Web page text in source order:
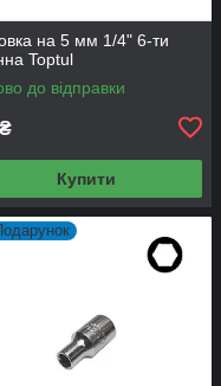
на 5 мм 1/4" 6-ти
Toptul
до відправки
₴
Купити